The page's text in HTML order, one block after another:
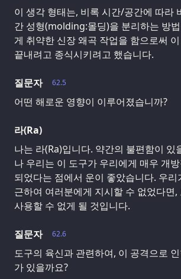
이 생각 형태는, 비록 시간/공간에 따라
간 성형(molding:몰딩)을 분리하는 방
게 취약한 신장 왜곡 작업을 함으로써
끝내려고 종식시키려고 했습니다.
62.5
질문자
어떤 해로운 영향이 이루어졌습니까?
라(Ra)
나는 라(Ra)입니다. 약간의 불편함이 있
나 우리는 이 도구가 우리에게 매우 개
되었다는 점에서 운이 좋았습니다. 우리
근하여 여러분에게 지시할 수 없었다면,
사용할 수 없게 될 것입니다.
62.6
질문자
도구의 육신과 관련하여, 이 공격으로
가 있을까요?